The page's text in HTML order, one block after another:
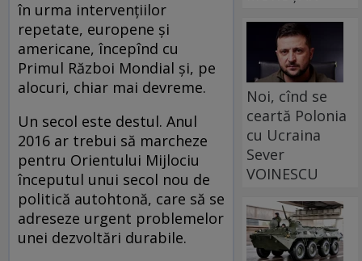
în urma intervențiilor
repetate, europene și
americane, începînd cu
Primul Război Mondial și, pe
alocuri, chiar mai devreme.
Un secol este destul. Anul
2016 ar trebui să marcheze
pentru Orientului Mijlociu
începutul unui secol nou de
politică autohtonă, care să se
adreseze urgent problemelor
unei dezvoltări durabile.
Noi, cînd se
ceartă Polonia
cu Ucraina
Sever
VOINESCU